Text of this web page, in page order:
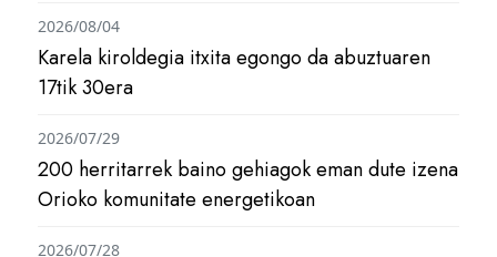
Karela kiroldegia itxita egongo da abuztuaren
17tik 30era
2026/08/04
200 herritarrek baino gehiagok eman dute izena
Orioko komunitate energetikoan
2026/07/29
2026/07/28